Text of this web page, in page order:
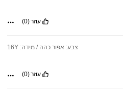
עוזר(0)
צבע: אפור כהה / מידה: 16Y
עוזר(0)